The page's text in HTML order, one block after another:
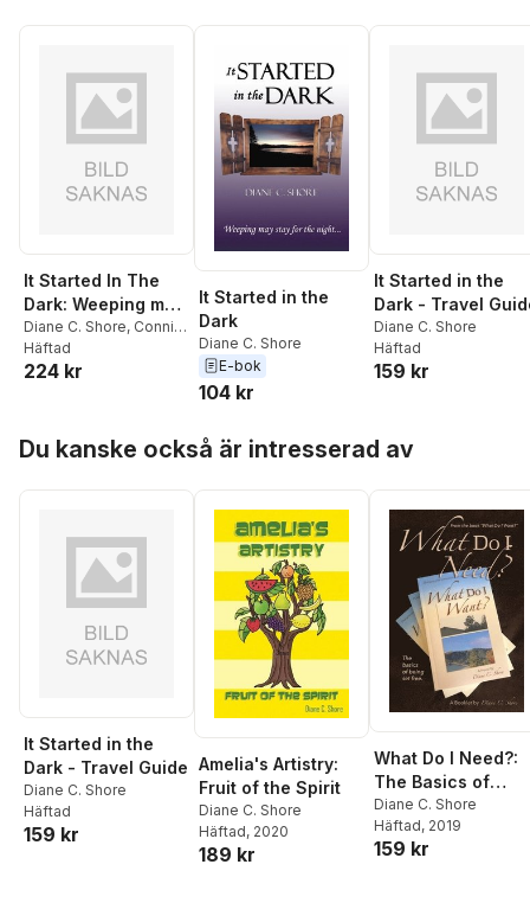
It Started In The
Dark: Weeping may
stay for the night
Diane C. Shore, Connie
Dixon
Häftad
224 kr
It Started in the
Dark
Diane C. Shore
E-bok
104 kr
It Started in the
Dark - Travel
Diane C. Shore
Häftad
159 kr
Du kanske också är intresserad av
It Started in the
Dark - Travel Guide
Diane C. Shore
Häftad
159 kr
Amelia's Artistry:
Fruit of the Spirit
Diane C. Shore
Häftad, 2020
189 kr
What Do I Need?:
The Basics of
Being Set Free
Diane C. Shore
Häftad, 2019
159 kr